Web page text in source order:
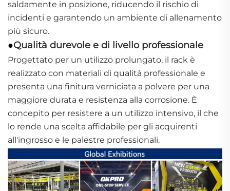
saldamente in posizione, riducendo il rischio di
incidenti e garantendo un ambiente di allenamento
più sicuro.
●Qualità durevole e di livello professionale
Progettato per un utilizzo prolungato, il rack è
realizzato con materiali di qualità professionale e
presenta una finitura verniciata a polvere per una
maggiore durata e resistenza alla corrosione. È
concepito per resistere a un utilizzo intensivo, il che
lo rende una scelta affidabile per gli acquirenti
all'ingrosso e le palestre professionali.